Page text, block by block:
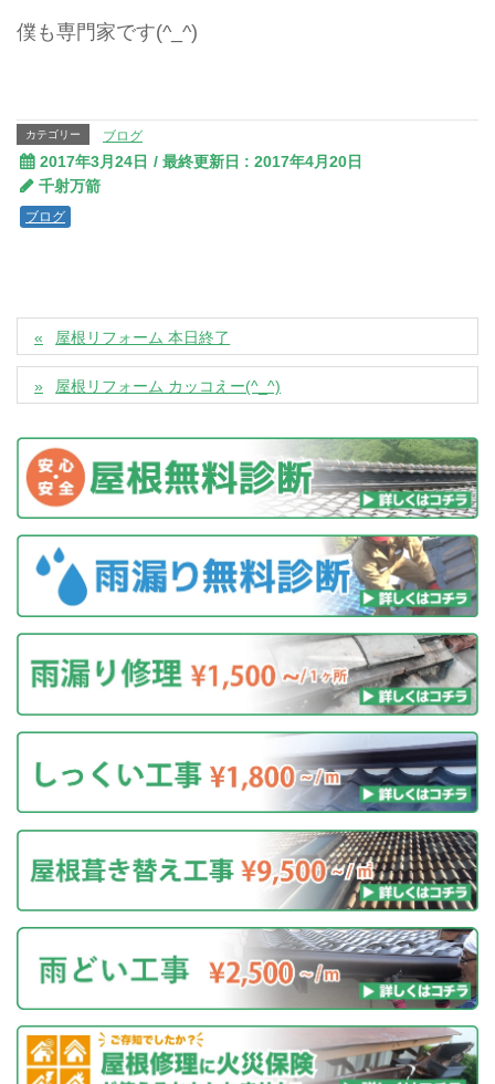
僕も専門家です(^_^)
カテゴリー ブログ
2017年3月24日 / 最終更新日 : 2017年4月20日
千射万箭
ブログ
屋根リフォーム 本日終了
屋根リフォーム カッコえー(^_^)